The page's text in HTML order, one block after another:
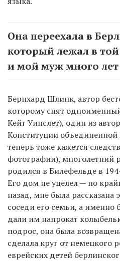
Она переехала в
который лежал в
и мой муж много лет
Бернхард Шлинк, автор
которому снят
Кейт Уинслет), один из
Конституции
теперь тоже кажется
фотографии), многолетний
родился в Билефельде в
Его дом не уцелел — по
назад, мне была рассказана
соседи его семьи, а именно
дали им напрокат
подрос, она была
сделала круг от немецкого
еврейских детей